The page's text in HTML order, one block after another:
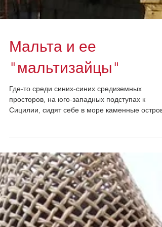
Мальта и ее
"мальтизайцы"
Где-то среди синих-синих средиземных
просторов, на юго-западных подступах к
Сицилии, сидят себе в море каменные